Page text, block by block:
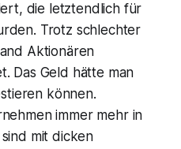
die letztendlich für
Trotz schlechter
Aktionären
Das Geld hätte man
können.
immer mehr in
mit dicken